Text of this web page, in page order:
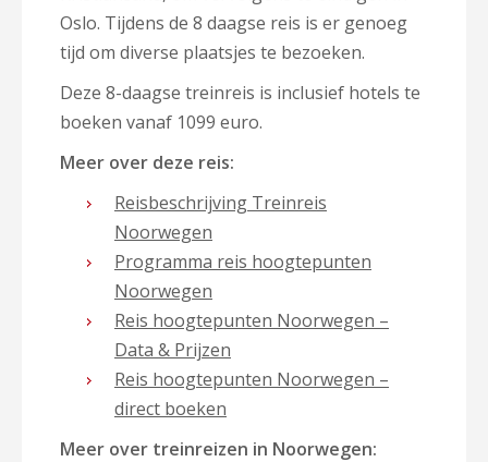
Oslo. Tijdens de 8 daagse reis is er genoeg
tijd om diverse plaatsjes te bezoeken.
Deze 8-daagse treinreis is inclusief hotels te
boeken vanaf 1099 euro.
Meer over deze reis:
Reisbeschrijving Treinreis
Noorwegen
Programma reis hoogtepunten
Noorwegen
Reis hoogtepunten Noorwegen –
Data & Prijzen
Reis hoogtepunten Noorwegen –
direct boeken
Meer over treinreizen in Noorwegen: